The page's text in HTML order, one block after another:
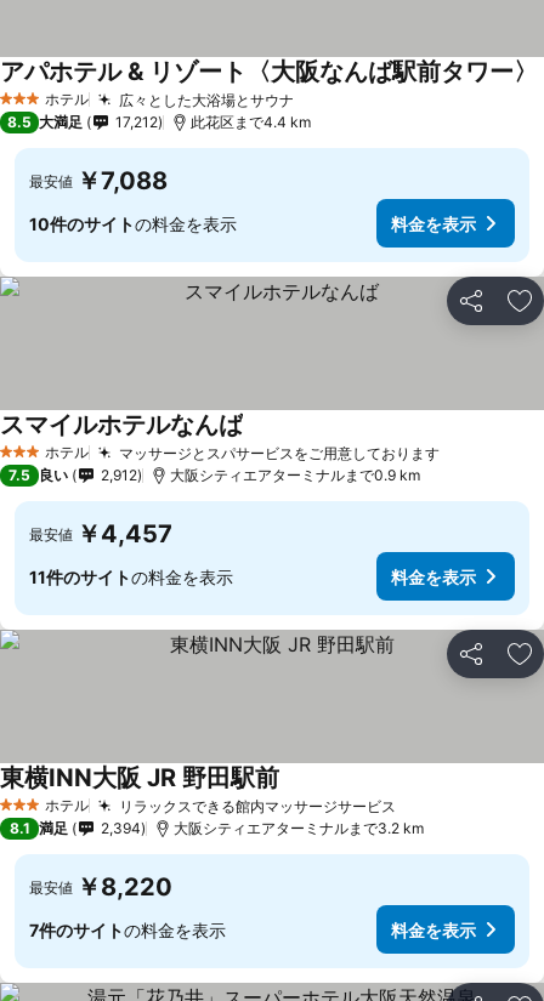
3 ホテルのランク
ホテル 広々とした大浴場とサウナ
アパホテル & リゾート〈大阪なんば駅前タワー〉
8.5 大満足 17,212 此花区まで4.4 km
最安値 ￥7,088
10件のサイトの料金を表示 料金を表示
シェア お
3 ホテルのランク
ホテル マッサージとスパサービスをご用意しております
スマイルホテルなんば
7.5 良い 2,912 大阪シティエアターミナルまで0.9 km
最安値 ￥4,457
11件のサイトの料金を表示 料金を表示
シェア お
3 ホテルのランク
ホテル リラックスできる館内マッサージサービス
東横INN大阪 JR 野田駅前
8.1 満足 2,394 大阪シティエアターミナルまで3.2 km
最安値 ￥8,220
7件のサイトの料金を表示 料金を表示